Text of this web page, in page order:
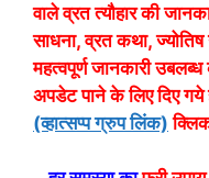
वाले व्रत त्यौहार की
साधना, व्रत कथा,
महत्वपूर्ण जानकारी
अपडेट पाने के लिए दिए गये
(व्हात्सप्प ग्रुप लिंक)